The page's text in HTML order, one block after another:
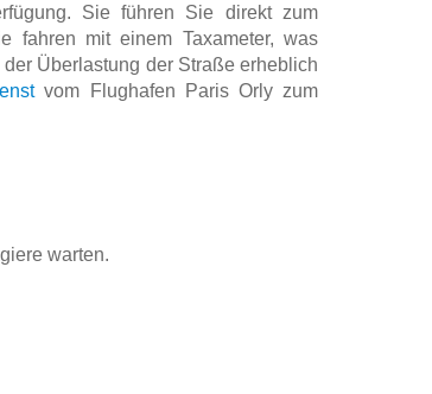
Sie führen Sie direkt zum
fahren mit einem Taxameter, was
Überlastung der Straße erheblich
vom Flughafen Paris Orly zum
warten.